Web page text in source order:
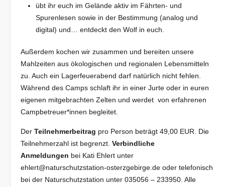
übt ihr euch im Gelände aktiv im Fährten- und
Spurenlesen sowie in der Bestimmung (analog und
digital) und… entdeckt den Wolf in euch.
Außerdem kochen wir zusammen und bereiten unsere
Mahlzeiten aus ökologischen und regionalen Lebensmitteln
zu. Auch ein Lagerfeuerabend darf natürlich nicht fehlen.
Während des Camps schlaft ihr in einer Jurte oder in euren
eigenen mitgebrachten Zelten und werdet von erfahrenen
Campbetreuer*innen begleitet.
DerTeilnehmerbeitrag pro Person beträgt 49,00 EUR. Die
Teilnehmerzahl ist begrenzt.Verbindliche
Anmeldungen bei Kati Ehlert unter
ehlert@naturschutzstation-osterzgebirge.de oder telefonisch
bei der Naturschutzstation unter 035056 – 233950. Alle